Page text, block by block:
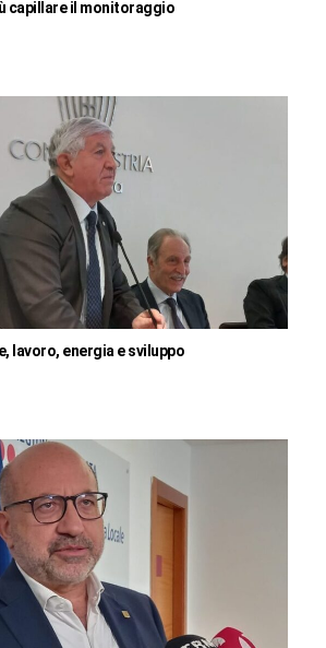
capillare il monitoraggio
lavoro, energia e sviluppo